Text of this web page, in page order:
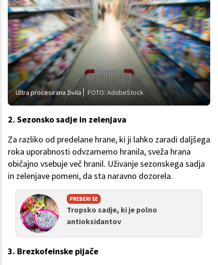
Ultra procesirana živila FOTO: AdobeStock
2. Sezonsko sadje in zelenjava
Za razliko od predelane hrane, ki ji lahko zaradi daljšega
roka uporabnosti odvzamemo hranila, sveža hrana
običajno vsebuje več hranil. Uživanje sezonskega sadja
in zelenjave pomeni, da sta naravno dozorela.
PREBERI ŠE
Tropsko sadje, ki je polno
antioksidantov
3. Brezkofeinske pijače